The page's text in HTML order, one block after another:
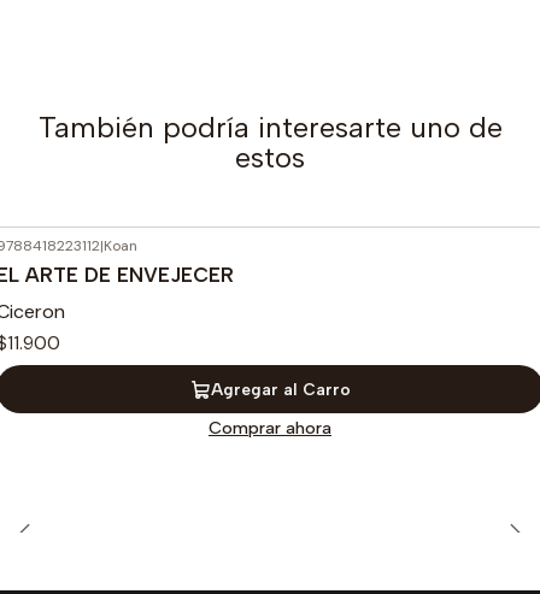
También podría interesarte uno de
estos
|Koan
ARTE DE ENVEJECER
Agregar al Carro
Comprar ahora